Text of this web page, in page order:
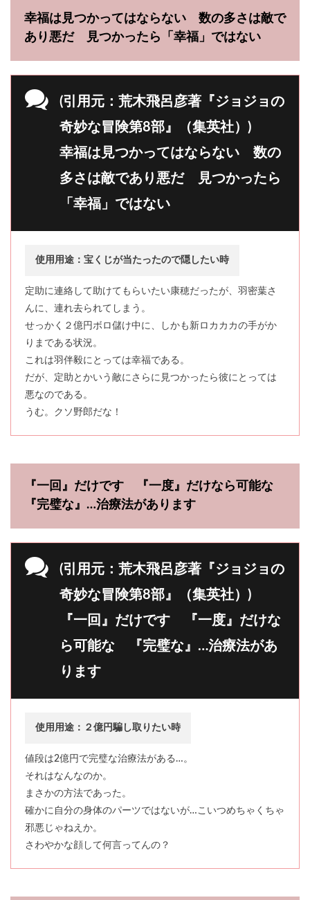
幸福は見つかってはならない 数の多さは敵で
あり悪だ 見つかったら「幸福」ではない
(引用元：荒木飛呂彦著『ジョジョの
奇妙な冒険第8部』（集英社）)
幸福は見つかってはならない 数の
多さは敵であり悪だ 見つかったら
「幸福」ではない
使用用途：宝くじが当たったので隠したい時
定助に連絡して助けてもらいたい康穂だったが、羽密葉さ
んに、連れ去られてしまう。
せっかく２億円ボロ儲け中に、しかも新ロカカカの手がか
りまである状況。
これは羽伴毅にとっては幸福である。
だが、定助とかいう敵にさらに見つかったら彼にとっては
悪なのである。
うむ。クソ野郎だな！
『一回』だけです 『一度』だけなら可能な
『完璧な』…治療法があります
(引用元：荒木飛呂彦著『ジョジョの
奇妙な冒険第8部』（集英社）)
『一回』だけです 『一度』だけな
ら可能な 『完璧な』…治療法があ
ります
使用用途：２億円騙し取りたい時
値段は2億円で完璧な治療法がある…。
それはなんなのか。
まさかの方法であった。
確かに自分の身体のパーツではないが…こいつめちゃくちゃ
邪悪じゃねえか。
さわやかな顔して何言ってんの？